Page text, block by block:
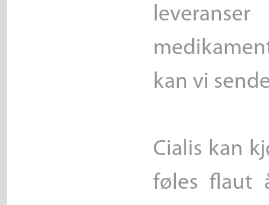
kan vi
Cialis kan
føles flaut